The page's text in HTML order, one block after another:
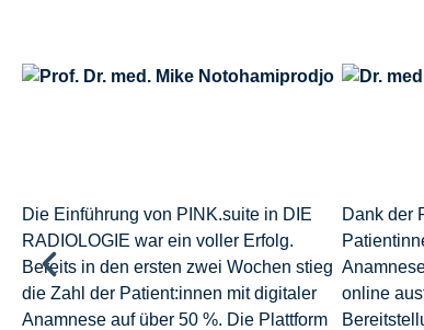
Prof.
Die Einführung von PINK.suite in DIE
RADIOLOGIE war ein voller Erfolg.
Bereits in den ersten zwei Wochen stieg
die Zahl der Patient:innen mit digitaler
Anamnese auf über 50 %. Die Plattform
Dank der
online